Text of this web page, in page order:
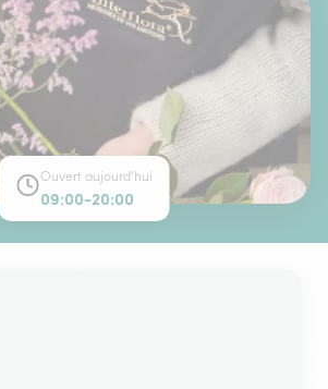
Ouvert aujourd'hui
09:00-20:00